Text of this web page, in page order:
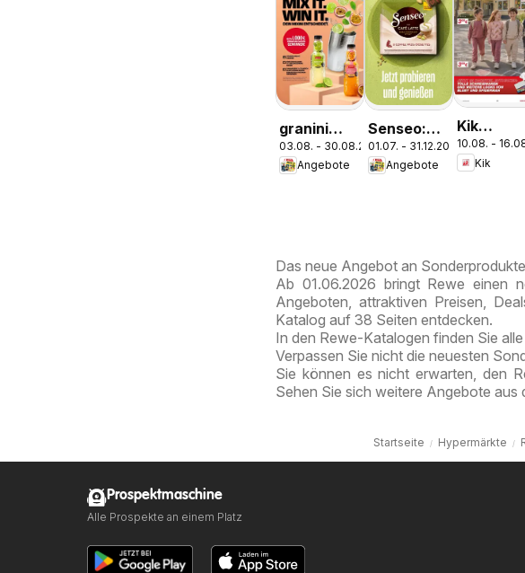
granini
MIX-IT
03.08. - 30.08.2026
Angebote
Senseo:
Café Latte
Dubai
01.07. - 31.12.2026
Angebote
Kik
Aktueller
Prospekt
10.08. -
Kik
Das neue Angebot an
Ab 01.06.2026 bringt Rewe einen
Angeboten, attraktiven Preisen,
Katalog auf 38 Seiten entdecken.
In den Rewe-Katalogen finden Sie
Verpassen Sie nicht die neuesten
Sie können es nicht erwarten, den
Sehen Sie sich weitere Angebote aus
Startseite Hypermärkte
Prospektmaschine
Alle Prospekte an einem Platz